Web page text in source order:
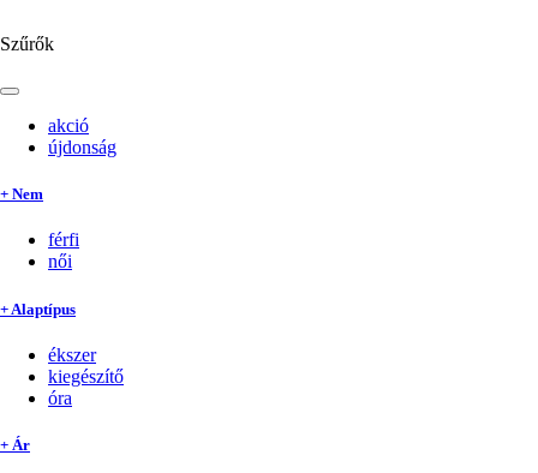
Szűrők
akció
újdonság
+ Nem
férfi
női
+ Alaptípus
ékszer
kiegészítő
óra
+ Ár